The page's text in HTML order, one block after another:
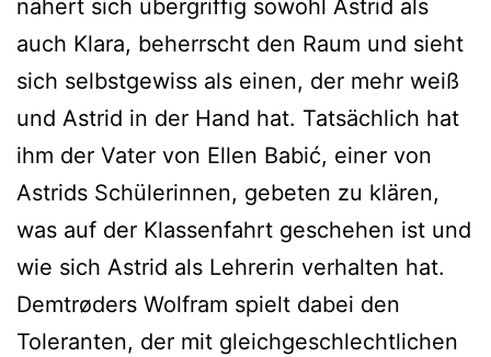
nähert sich übergriffig sowohl Astrid als
auch Klara, beherrscht den Raum und sieht
sich selbstgewiss als einen, der mehr weiß
und Astrid in der Hand hat. Tatsächlich hat
ihm der Vater von Ellen Babić, einer von
Astrids Schülerinnen, gebeten zu klären,
was auf der Klassenfahrt geschehen ist und
wie sich Astrid als Lehrerin verhalten hat.
Demtrøders Wolfram spielt dabei den
Toleranten, der mit gleichgeschlechtlichen